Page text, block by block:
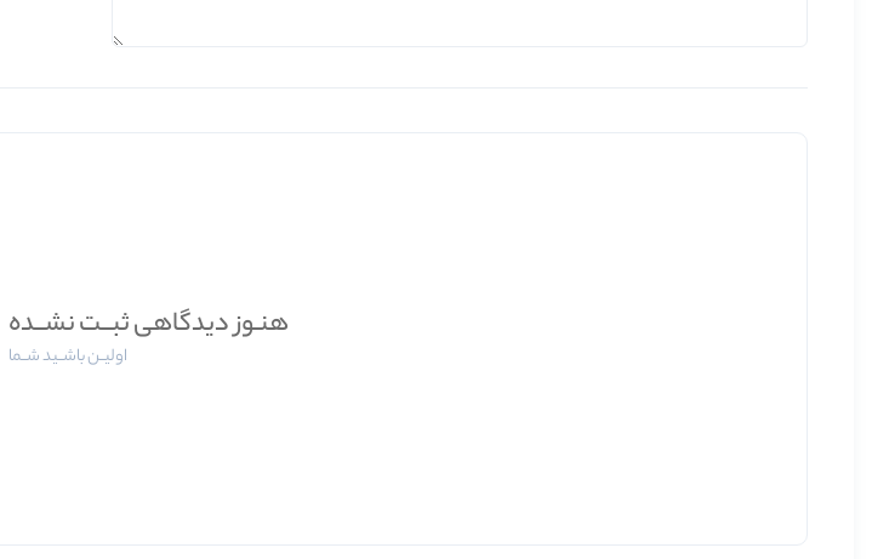
هنـوز دیدگاهی ثبــت نشــده
اولیــن باشــید شــما